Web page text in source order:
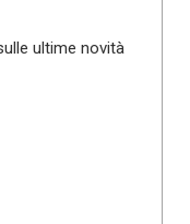
ultime novità